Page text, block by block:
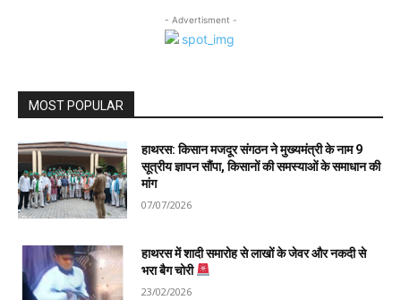
- Advertisment -
MOST POPULAR
हाथरस: किसान मजदूर संगठन ने मुख्यमंत्री के नाम 9
सूत्रीय ज्ञापन सौंपा, किसानों की समस्याओं के समाधान की
मांग
07/07/2026
हाथरस में शादी समारोह से लाखों के जेवर और नकदी से
भरा बैग चोरी
23/02/2026